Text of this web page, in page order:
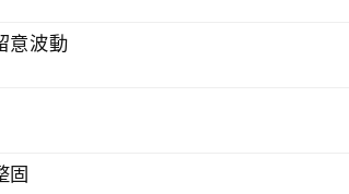
意波動
固